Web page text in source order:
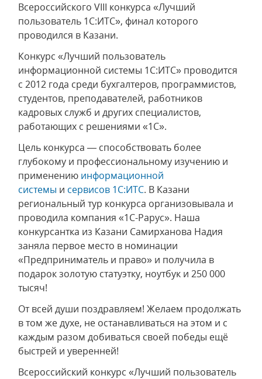
Всероссийского VIII конкурса «Лучший
пользователь 1С:ИТС», финал которого
проводился в Казани.
Конкурс «Лучший пользователь
информационной системы 1С:ИТС» проводится
с 2012 года среди бухгалтеров, программистов,
студентов, преподавателей, работников
кадровых служб и других специалистов,
работающих с решениями «1С».
Цель конкурса — способствовать более
глубокому и профессиональному изучению и
применению информационной
системы и сервисов 1С:ИТС. В Казани
региональный тур конкурса организовывала и
проводила компания «1С-Рарус». Наша
конкурсантка из Казани Самирханова Надия
заняла первое место в номинации
«Предприниматель и право» и получила в
подарок золотую статуэтку, ноутбук и 250 000
тысяч!
От всей души поздравляем! Желаем продолжать
в том же духе, не останавливаться на этом и с
каждым разом добиваться своей победы ещё
быстрей и уверенней!
Всероссийский конкурс «Лучший пользователь